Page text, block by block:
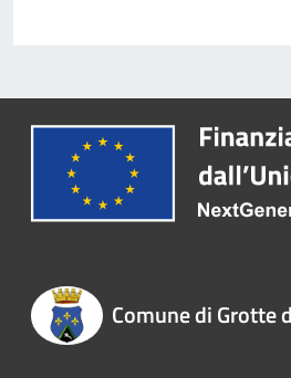
Comune di Grotte